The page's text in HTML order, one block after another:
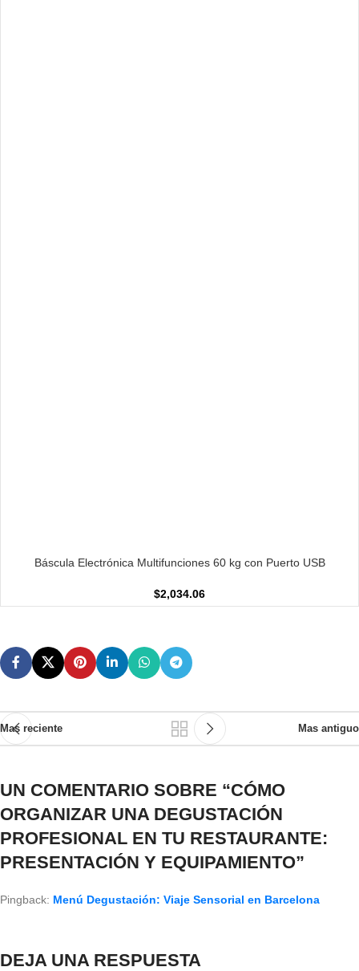
Báscula Electrónica Multifunciones 60 kg con Puerto USB
$2,034.06
Mas reciente Mas antiguo
UN COMENTARIO SOBRE “CÓMO
ORGANIZAR UNA DEGUSTACIÓN
PROFESIONAL EN TU RESTAURANTE:
PRESENTACIÓN Y EQUIPAMIENTO”
Pingback: Menú Degustación: Viaje Sensorial en Barcelona
DEJA UNA RESPUESTA